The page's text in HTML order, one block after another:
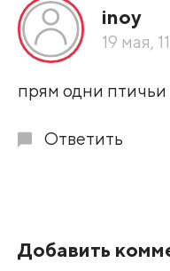
По
inoy
19 мая,
прям одни птичьи
Ответить
Добавить